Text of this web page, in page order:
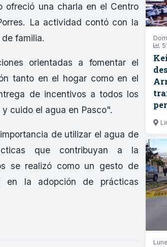
ofreció una charla en el Centro
La actividad contó con la
familia.
orientadas a fomentar el
tanto en el hogar como en el
de incentivos a todos los
cuido el agua en Pasco".
de utilizar el agua de
que contribuyan a la
se realizó como un gesto de
en la adopción de prácticas